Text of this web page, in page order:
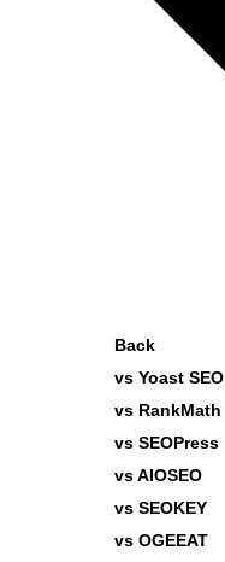
Back
vs Yoast SEO
vs RankMath
vs SEOPress
vs AIOSEO
vs SEOKEY
vs OGEEAT